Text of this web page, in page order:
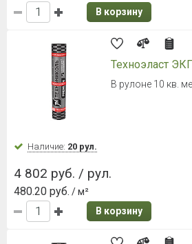
В корзину
Техноэласт
В рулоне 10 кв.
Наличие: 20 рул.
4 802 руб. / рул.
480.20 руб. / м²
В корзину